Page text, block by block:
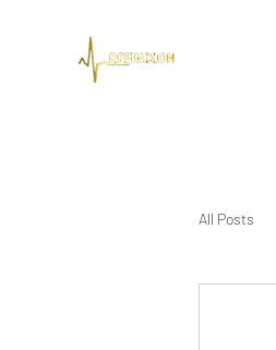
All Posts